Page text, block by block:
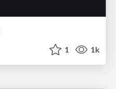
1 1k